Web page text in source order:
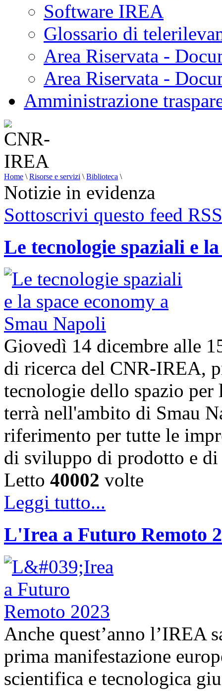
Software IREA
Glossario di
Area Riservata -
Area Riservata -
Amministrazione
Home \ Risorse e servizi \ Biblioteca \
Notizie in evidenza
Sottoscrivi questo feed RSS
Le tecnologie spaziali e
Giovedì 14 dicembre alle
di ricerca del CNR-IREA,
tecnologie dello spazio per
terrà nell'ambito di Smau
riferimento per tutte le
di sviluppo di prodotto e
Letto 40002 volte
Leggi tutto...
L'Irea a Futuro Remoto
Anche quest’anno l’IREA
prima manifestazione
scientifica e tecnologica